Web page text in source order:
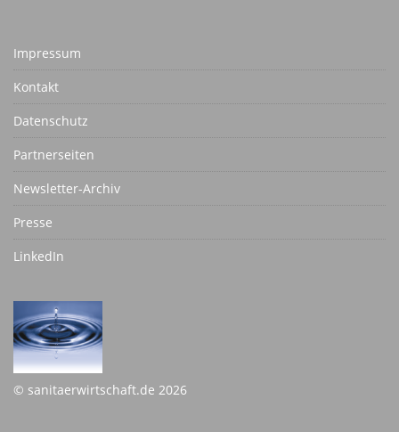
Impressum
Kontakt
Datenschutz
Partnerseiten
Newsletter-Archiv
Presse
LinkedIn
© sanitaerwirtschaft.de 2026